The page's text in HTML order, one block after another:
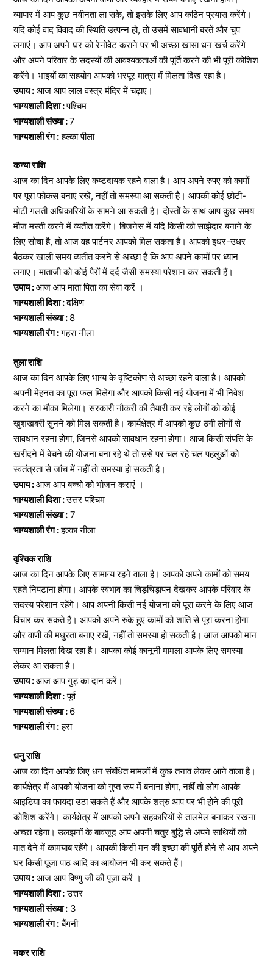
व्यापार में आप कुछ नवीनता ला सके, तो इसके लिए आप कठिन प्रयास करेंगे।
यदि कोई वाद विवाद की स्थिति उत्पन्न हो, तो उसमें सावधानी बरतें और चुप
लगाएं। आप अपने घर को रेनोवेट कराने पर भी अच्छा खासा धन खर्च करेंगे
और अपने परिवार के सदस्यों की आवश्यकताओं की पूर्ति करने की भी पूरी कोशिश
करेंगे। भाइयों का सहयोग आपको भरपूर मात्रा में मिलता दिख रहा है।
उपाय : आज आप लाल वस्त्र मंदिर में चढ़ाए।
भाग्यशाली दिशा :पश्चिम
भाग्यशाली संख्या :7
भाग्यशाली रंग :हल्का पीला
कन्या राशि
आज का दिन आपके लिए कष्टदायक रहने वाला है। आप अपने रुपए को कामों
पर पूरा फोकस बनाएं रखे, नहीं तो समस्या आ सकती है। आपकी कोई छोटी-
मोटी गलती अधिकारियों के सामने आ सकती है। दोस्तों के साथ आप कुछ समय
मौज मस्ती करने में व्यतीत करेंगे। बिजनेस में यदि किसी को साझेदार बनाने के
लिए सोचा है, तो आज वह पार्टनर आपको मिल सकता है। आपको इधर-उधर
बैठकर खाली समय व्यतीत करने से अच्छा है कि आप अपने कामों पर ध्यान
लगाए। माताजी को कोई पैरों में दर्द जैसी समस्या परेशान कर सकती हैं।
उपाय :आज आप माता पिता का सेवा करें ।
भाग्यशाली दिशा :दक्षिण
भाग्यशाली संख्या : 8
भाग्यशाली रंग :गहरा नीला
तुला राशि
आज का दिन आपके लिए भाग्य के दृष्टिकोण से अच्छा रहने वाला है। आपको
अपनी मेहनत का पूरा फल मिलेगा और आपको किसी नई योजना में भी निवेश
करने का मौका मिलेगा। सरकारी नौकरी की तैयारी कर रहे लोगों को कोई
खुशखबरी सुनने को मिल सकती है। कार्यक्षेत्र में आपको कुछ ठगी लोगों से
सावधान रहना होगा, जिनसे आपको सावधान रहना होगा। आज किसी संपत्ति के
खरीदने में बेचने की योजना बना रहे थे तो उसे पर चल रहे चल पहलुओं को
स्वतंत्रता से जांच में नहीं तो समस्या हो सकती है।
उपाय :आज आप बच्चो को भोजन कराएं ।
भाग्यशाली दिशा :उत्तर पश्चिम
भाग्यशाली संख्या : 7
भाग्यशाली रंग :हल्का नीला
वृश्चिक राशि
आज का दिन आपके लिए सामान्य रहने वाला है। आपको अपने कामों को समय
रहते निपटाना होगा। आपके स्वभाव का चिड़चिड़ापन देखकर आपके परिवार के
सदस्य परेशान रहेंगे। आप अपनी किसी नई योजना को पूरा करने के लिए आज
विचार कर सकते हैं। आपको अपने रुके हुए कामों को शांति से पूरा करना होगा
और वाणी की मधुरता बनाए रखें, नहीं तो समस्या हो सकती है। आज आपको मान
सम्मान मिलता दिख रहा है। आपका कोई कानूनी मामला आपके लिए समस्या
लेकर आ सकता है।
उपाय :आज आप गुड़ का दान करें।
भाग्यशाली दिशा :पूर्व
भाग्यशाली संख्या : 6
भाग्यशाली रंग :हरा
धनु राशि
आज का दिन आपके लिए धन संबंधित मामलों में कुछ तनाव लेकर आने वाला है।
कार्यक्षेत्र में आपको योजना को गुप्त रूप में बनाना होगा, नहीं तो लोग आपके
आइडिया का फायदा उठा सकते हैं और आपके शत्रु आप पर भी होने की पूरी
कोशिश करेंगे। कार्यक्षेत्र में आपको अपने सहकारियों से तालमेल बनाकर रखना
अच्छा रहेगा। उलझनों के बावजूद आप अपनी चतुर बुद्धि से अपने साथियों को
मात देने में कामयाब रहेंगे। आपकी किसी मन की इच्छा की पूर्ति होने से आप अपने
घर किसी पूजा पाठ आदि का आयोजन भी कर सकते हैं।
उपाय : आज आप विष्णु जी की पूजा करें ।
भाग्यशाली दिशा :उत्तर
भाग्यशाली संख्या : 3
भाग्यशाली रंग :बैंगनी
मकर राशि